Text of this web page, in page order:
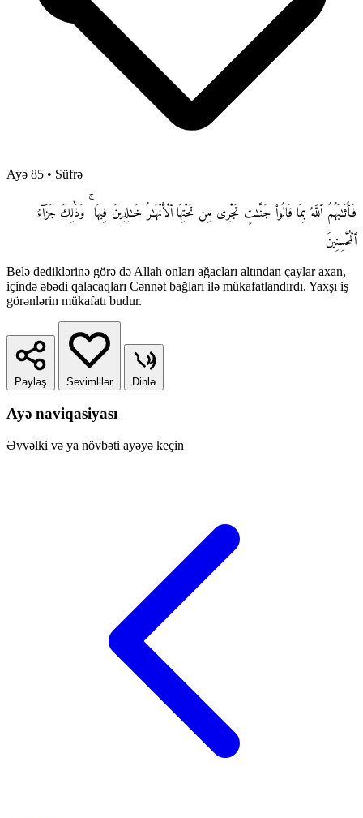
Ayə 85 • Süfrə
فَأَثَـٰبَهُمُ ٱللَّهُ بِمَا قَالُوا۟ جَنَّـٰتٍ تَجْرِى مِن تَحْتِهَا ٱلْأَنْهَـٰرُ خَـٰلِدِينَ فِيهَا ۚ وَذَٰلِكَ جَزَآءُ
ٱلْمُحْسِنِينَ
Belə dediklərinə görə də Allah onları ağacları altından çaylar axan,
içində əbədi qalacaqları Cənnət bağları ilə mükafatlandırdı. Yaxşı iş
görənlərin mükafatı budur.
Paylaş Sevimlilər Dinlə
Ayə naviqasiyası
Əvvəlki və ya növbəti ayəyə keçin